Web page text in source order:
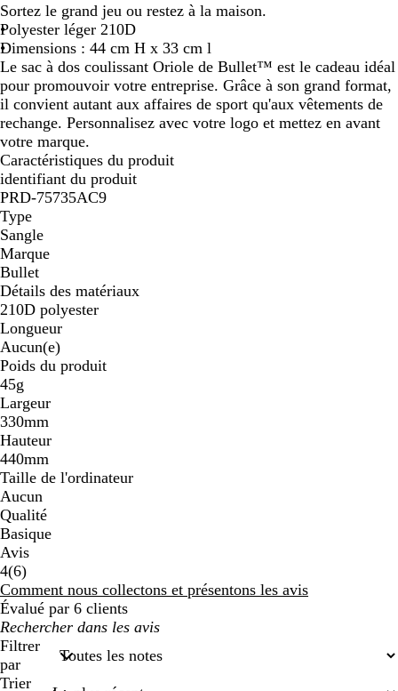
n
c
u
n
i
g
e
n
g
e
u
o
c
é
a
n
u
r
o
i
t
n
e
l
e
t
u
t
u
r
q
u
o
i
s
e
r
u
n
i
t
v
i
f
u
m
a
r
i
n
e
t
p
o
m
m
e
n
e
i
s
e
s
c
l
a
i
r
Sortez le grand jeu ou restez à la maison.
Polyester léger 210D
Dimensions : 44 cm H x 33 cm l
Le sac à dos coulissant Oriole de Bullet™ est le cadeau idéal
pour promouvoir votre entreprise. Grâce à son grand format,
il convient autant aux affaires de sport qu'aux vêtements de
rechange. Personnalisez avec votre logo et mettez en avant
votre marque.
Caractéristiques du produit
identifiant du produit
PRD-75735AC9
Type
Sangle
Marque
Bullet
Détails des matériaux
210D polyester
Longueur
Aucun(e)
Poids du produit
45g
Largeur
330mm
Hauteur
440mm
Taille de l'ordinateur
Aucun
Qualité
Basique
Avis
4(66
avis
)
Comment nous collectons et présentons les avis
Évalué par 6 clients
Mes
recherches
saisies
Filtrer
par
Trier